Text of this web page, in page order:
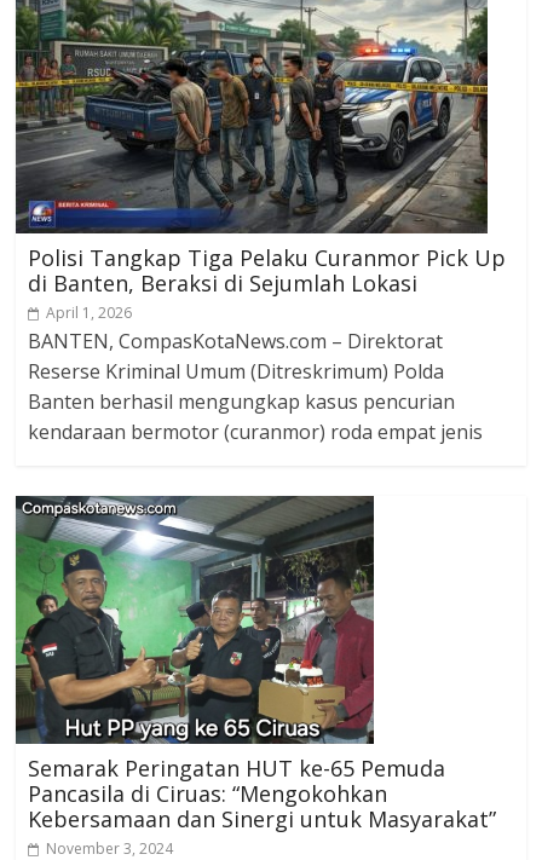
Polisi Tangkap Tiga Pelaku Curanmor Pick Up
di Banten, Beraksi di Sejumlah Lokasi
April 1, 2026
BANTEN, CompasKotaNews.com – Direktorat
Reserse Kriminal Umum (Ditreskrimum) Polda
Banten berhasil mengungkap kasus pencurian
kendaraan bermotor (curanmor) roda empat jenis
Semarak Peringatan HUT ke-65 Pemuda
Pancasila di Ciruas: “Mengokohkan
Kebersamaan dan Sinergi untuk Masyarakat”
November 3, 2024